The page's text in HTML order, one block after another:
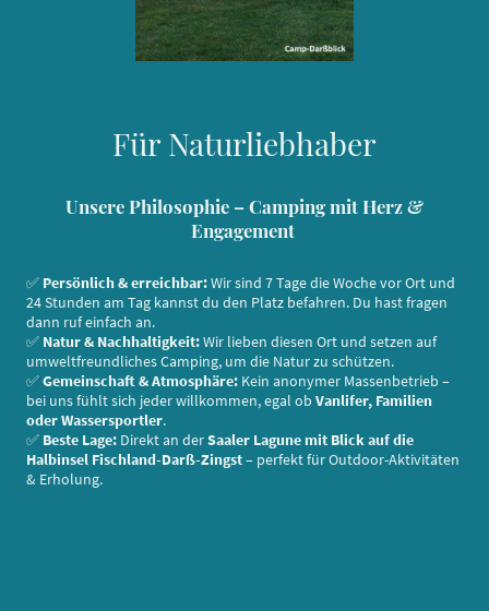
Für Naturliebhaber
Unsere Philosophie – Camping mit Herz &
Engagement
✅ Persönlich & erreichbar:Wir sind 7 Tage die Woche vor Ort und
24 Stunden am Tag kannst du den Platz befahren. Du hast fragen
dann ruf einfach an.
✅ Natur & Nachhaltigkeit:Wir lieben diesen Ort und setzen auf
umweltfreundliches Camping, um die Natur zu schützen.
✅Gemeinschaft & Atmosphäre: Kein anonymer Massenbetrieb –
bei uns fühlt sich jeder willkommen, egal ob Vanlifer, Familien
oder Wassersportler.
✅ Beste Lage: Direkt an derSaaler Lagune mit Blick auf die
Halbinsel Fischland-Darß-Zingst– perfekt für Outdoor-Aktivitäten
& Erholung.